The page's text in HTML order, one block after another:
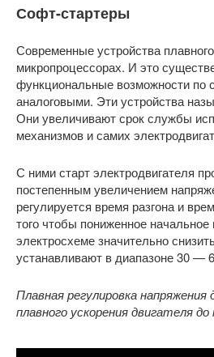
Софт-стартеры
Современные устройства
микропроцессорах. И это
функциональные возможности по
аналоговыми. Эти устройства
Они увеличивают срок службы
механизмов и самих
С ними старт электродвигателя
постепенным увеличением
регулируется время разгона и
того чтобы пониженное
электросхеме значительно
устанавливают в диапазоне 30 —
Плавная регулировка
плавного ускорения двигателя